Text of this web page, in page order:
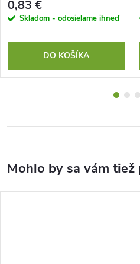
0,83 €
Skladom - odosielame ihneď
DO KOŠÍKA